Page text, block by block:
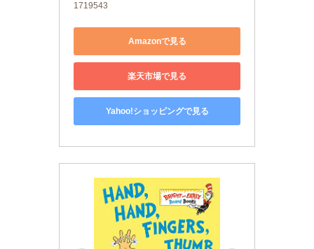
1719543
Amazonで見る
楽天市場で見る
Yahoo!ショッピングで見る